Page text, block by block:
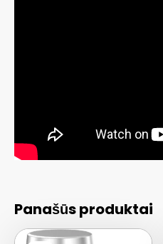
Panašūs produktai